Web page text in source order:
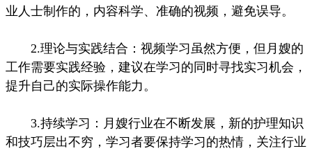
业人士制作的，内容科学、准确的视频，避免误导。
2.理论与实践结合：视频学习虽然方便，但月嫂的
工作需要实践经验，建议在学习的同时寻找实习机会，
提升自己的实际操作能力。
3.持续学习：月嫂行业在不断发展，新的护理知识
和技巧层出不穷，学习者要保持学习的热情，关注行业